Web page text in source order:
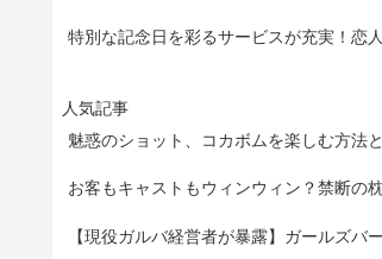
特別な記念日を彩るサービスが充実！恋
人気記事
魅惑のショット、コカボムを楽しむ方法
お客もキャストもウィンウィン？禁断の
【現役ガルバ経営者が暴露】ガールズバ